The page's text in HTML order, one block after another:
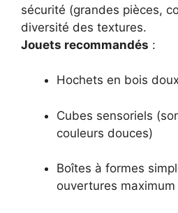
sécurité (grandes pièces,
diversité des textures.
Jouets recommandés :
Hochets en bois
Cubes sensoriels
couleurs douces)
Boîtes à formes
ouvertures maximum